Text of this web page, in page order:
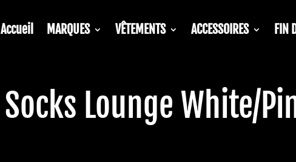
Accueil MARQUES VÊTEMENTS ACCESSOIRES FIN
Socks Lounge White/